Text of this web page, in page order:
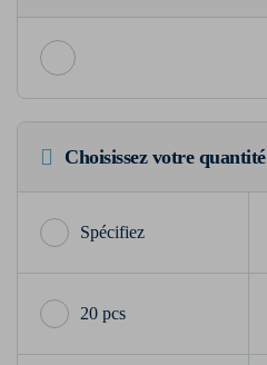
Choisissez votre quantité
20 pcs